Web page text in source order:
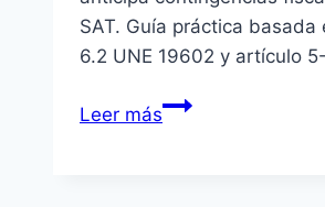
SAT. Guía práctica
6.2 UNE 19602 y artículo
Leer másEvaluación